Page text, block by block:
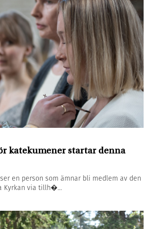
katekumener startar denna
en person som ämnar bli medlem av den
Kyrkan via tillh�...